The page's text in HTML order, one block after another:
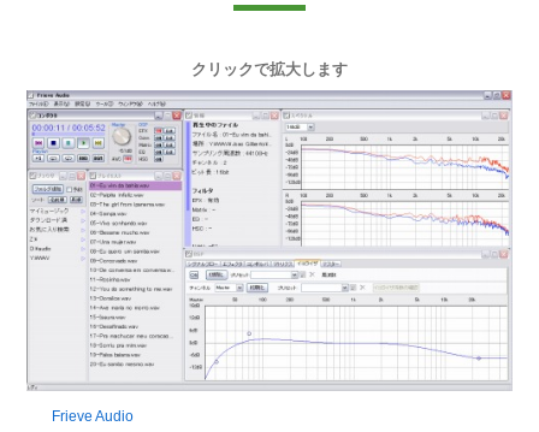
クリックで拡大します
Frieve Audio